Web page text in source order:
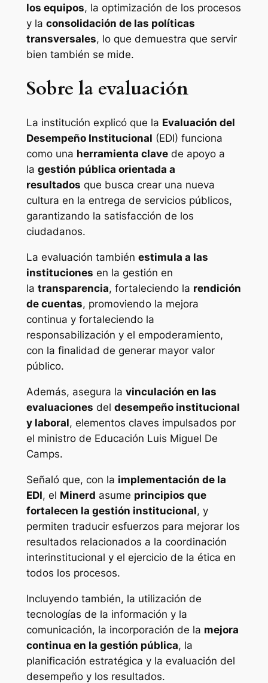
los equipos, la optimización de los procesos
y la consolidación de las políticas
transversales, lo que demuestra que servir
bien también se mide.
Sobre la evaluación
La institución explicó que la Evaluación del
Desempeño Institucional (EDI) funciona
como una herramienta clavede apoyo a
la gestión pública orientada a
resultados que busca crear una nueva
cultura en la entrega de servicios públicos,
garantizando la satisfacción de los
ciudadanos.
La evaluación también estimula a las
instituciones en la gestión en
la transparencia, fortaleciendo la rendición
de cuentas, promoviendo la mejora
continua y fortaleciendo la
responsabilización y el empoderamiento,
con la finalidad de generar mayor valor
público.
Además, asegura la vinculación en las
evaluaciones del desempeño institucional
y laboral, elementos claves impulsados por
el ministro de Educación Luis Miguel De
Camps.
Señaló que, con la implementación de la
EDI, el Minerd asume principios que
fortalecen la gestión institucional, y
permiten traducir esfuerzos para mejorar los
resultados relacionados a la coordinación
interinstitucional y el ejercicio de la ética en
todos los procesos.
Incluyendo también, la utilización de
tecnologías de la información y la
comunicación, la incorporación de la mejora
continua en la gestión pública, la
planificación estratégica y la evaluación del
desempeño y los resultados.